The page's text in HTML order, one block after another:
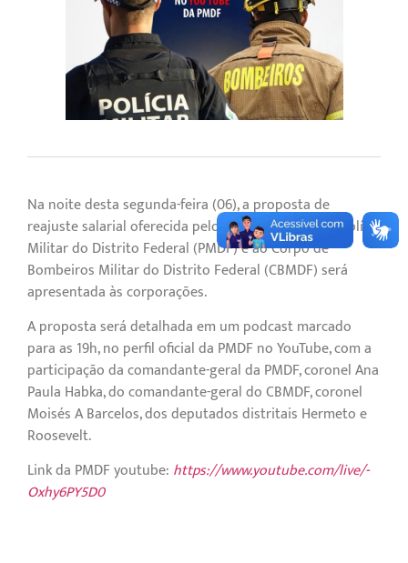
Na noite desta segunda-feira (06), a proposta de
reajuste salarial oferecida pelo Governo Federal à Polícia
Militar do Distrito Federal (PMDF) e ao Corpo de
Bombeiros Militar do Distrito Federal (CBMDF) será
apresentada às corporações.
A proposta será detalhada em um podcast marcado
para as 19h, no perfil oficial da PMDF no YouTube, com a
participação da comandante-geral da PMDF, coronel Ana
Paula Habka, do comandante-geral do CBMDF, coronel
Moisés A Barcelos, dos deputados distritais Hermeto e
Roosevelt.
Link da PMDF youtube: https://www.youtube.com/live/-
Oxhy6PY5D0